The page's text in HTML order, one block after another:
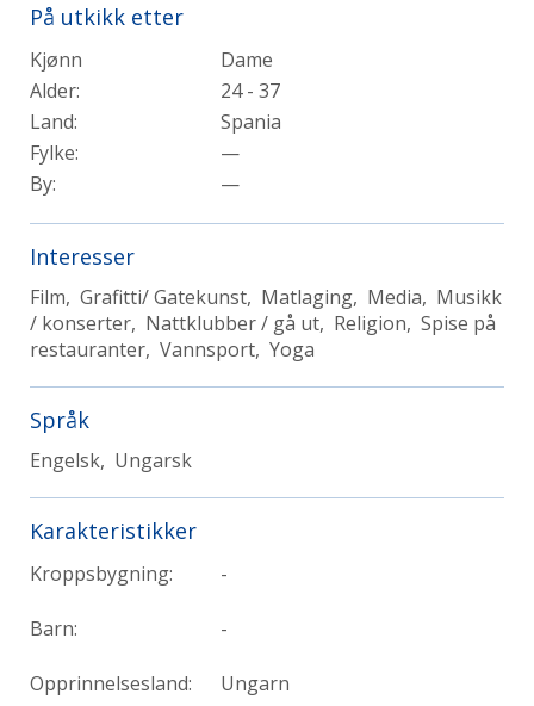
På utkikk etter
Kjønn
Dame
Alder:
24 - 37
Land:
Spania
Fylke:
—
By:
—
Interesser
Film, Grafitti/ Gatekunst, Matlaging, Media, Musikk
/ konserter, Nattklubber / gå ut, Religion, Spise på
restauranter, Vannsport, Yoga
Språk
Engelsk, Ungarsk
Karakteristikker
Kroppsbygning: -
Barn: -
Opprinnelsesland: Ungarn